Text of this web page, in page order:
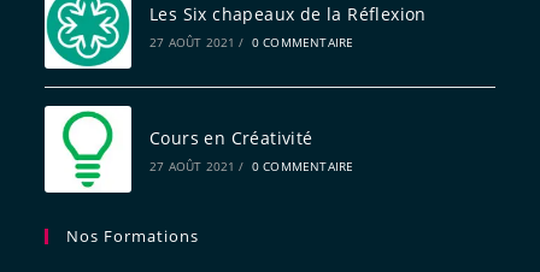
Les Six chapeaux de la Réflexion
27 AOÛT 2021 / 0 COMMENTAIRE
Cours en Créativité
27 AOÛT 2021 / 0 COMMENTAIRE
Nos Formations